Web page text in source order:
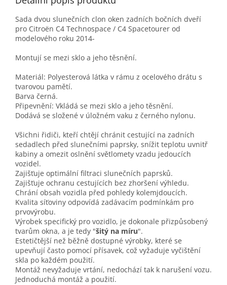
Sada dvou slunečních clon oken zadních bočních dveří
pro Citroën C4 Technospace / C4 Spacetourer od
modelového roku 2014-
Montují se mezi sklo a jeho těsnění.
Materiál: Polyesterová látka v rámu z ocelového drátu s
tvarovou pamětí.
Barva černá.
Připevnění: Vkládá se mezi sklo a jeho těsnění.
Dodává se složené v úložném vaku z černého nylonu.
Všichni řidiči, kteří chtějí chránit cestující na zadních
sedadlech před slunečními paprsky, snížit teplotu uvnitř
kabiny a omezit oslnění světlomety vzadu jedoucích
vozidel.
Zajišťuje optimální filtraci slunečních paprsků.
Zajišťuje ochranu cestujících bez zhoršení výhledu.
Chrání obsah vozidla před pohledy kolemjdoucích.
Kvalita síťoviny odpovídá zadávacím podmínkám pro
prvovýrobu.
Výrobek specifický pro vozidlo, je dokonale přizpůsobený
tvarům okna, a je tedy "šitý na míru".
Estetičtější než běžně dostupné výrobky, které se
upevňují často pomocí přísavek, což vyžaduje vyčištění
skla po každém použití.
Montáž nevyžaduje vrtání, nedochází tak k narušení vozu.
Jednoduchá montáž a použití.